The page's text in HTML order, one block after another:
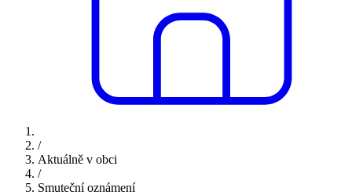
/
Aktuálně v obci
/
Smuteční oznámení